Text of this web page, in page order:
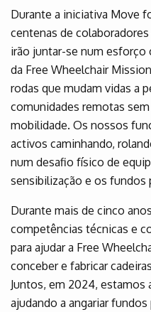
Durante a iniciativa Move
centenas de
irão juntar-se num esforço
da Free Wheelchair
rodas que mudam vidas a
comunidades remotas
mobilidade. Os nossos
activos caminhando,
num desafio físico de
sensibilização e os fundos
Durante mais de cinco
competências técnicas e
para ajudar a Free
conceber e fabricar
Juntos, em 2024, estamos
ajudando a angariar